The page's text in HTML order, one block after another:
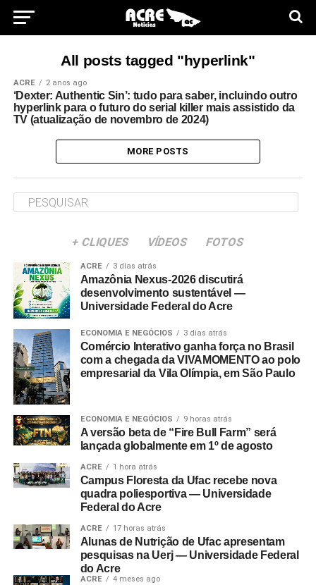
All posts tagged "hyperlink"
ACRE 2 anos ago
‘Dexter: Authentic Sin’: tudo para saber, incluindo outro
hyperlink para o futuro do serial killer mais assistido da
TV (atualização de novembro de 2024)
MORE POSTS
+ CLIQUES VÍDEOS FOTOS
ACRE 3 dias atrás
Amazônia Nexus-2026 discutirá
desenvolvimento sustentável —
Universidade Federal do Acre
ECONOMIA E NEGÓCIOS 3 dias atrás
Comércio Interativo ganha força no Brasil
com a chegada da VIVAMOMENTO ao polo
empresarial da Vila Olímpia, em São Paulo
ECONOMIA E NEGÓCIOS 9 horas atrás
A versão beta de “Fire Bull Farm” será
lançada globalmente em 1º de agosto
ACRE 1 hora atrás
Campus Floresta da Ufac recebe nova
quadra poliesportiva — Universidade
Federal do Acre
ACRE 17 horas atrás
Alunas de Nutrição de Ufac apresentam
pesquisas na Uerj — Universidade Federal
do Acre
ACRE 4 meses ago